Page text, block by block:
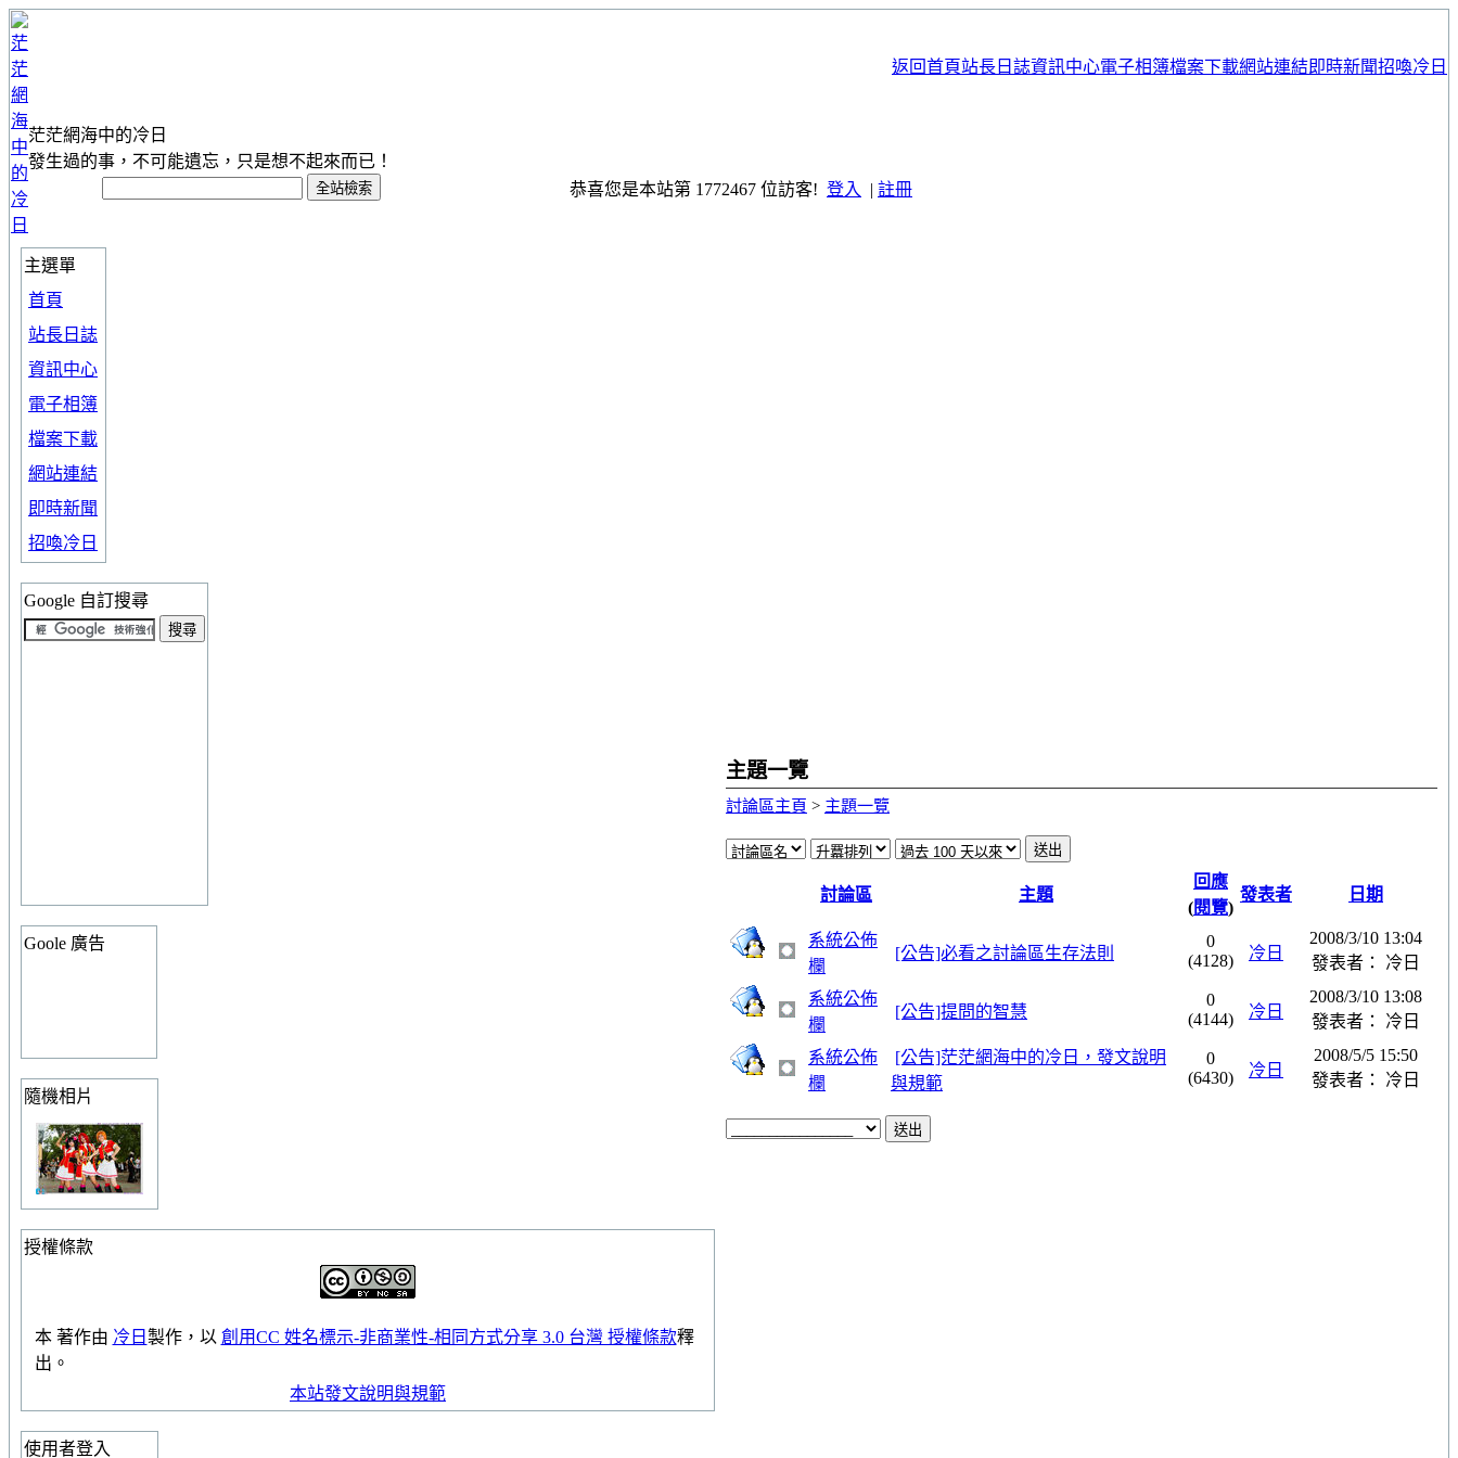
返回首頁站長日誌資訊中心電子相簿檔案下載網站連結即時新聞招喚冷日
茫茫網海中的冷日
發生過的事，不可能遺忘，只是想不起來而已！
恭喜您是本站第 1772467 位訪客! 登入 | 註冊
主選單
首頁
站長日誌
資訊中心
電子相簿
檔案下載
網站連結
即時新聞
招喚冷日
Google 自訂搜尋
Goole 廣告
隨機相片
授權條款
本 著作由 冷日 製作，以 創用CC 姓名標示-非商業性-相同方式分享 3.0 台灣 授權條款釋
出。
本站發文說明與規範
使用者登入
主題一覽
討論區主頁 > 主題一覽
討論區 主題
回應
(閱覽)
發表者 日期
系統公佈
欄
[公告]必看之討論區生存法則
0
(4128)
冷日
2008/3/10 13:04
發表者： 冷日
系統公佈
欄
[公告]提問的智慧
0
(4144)
冷日
2008/3/10 13:08
發表者： 冷日
系統公佈
欄
[公告]茫茫網海中的冷日，發文說明
與規範
0
(6430)
冷日
2008/5/5 15:50
發表者： 冷日